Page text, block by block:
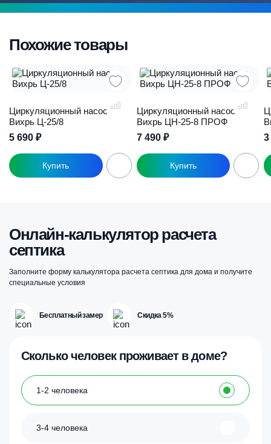
Похожие товары
Циркуляционный насос
Вихрь Ц-25/8
5 690 ₽
Циркуляционный насос
Вихрь ЦН-25-8 ПРОФ
7 490 ₽
Онлайн-калькулятор расчета
септика
Заполните форму калькулятора расчета септика для дома и получите
специальные условия
Бесплатный замер Скидка 5%
Сколько человек проживает в доме?
1-2 человека
3-4 человека